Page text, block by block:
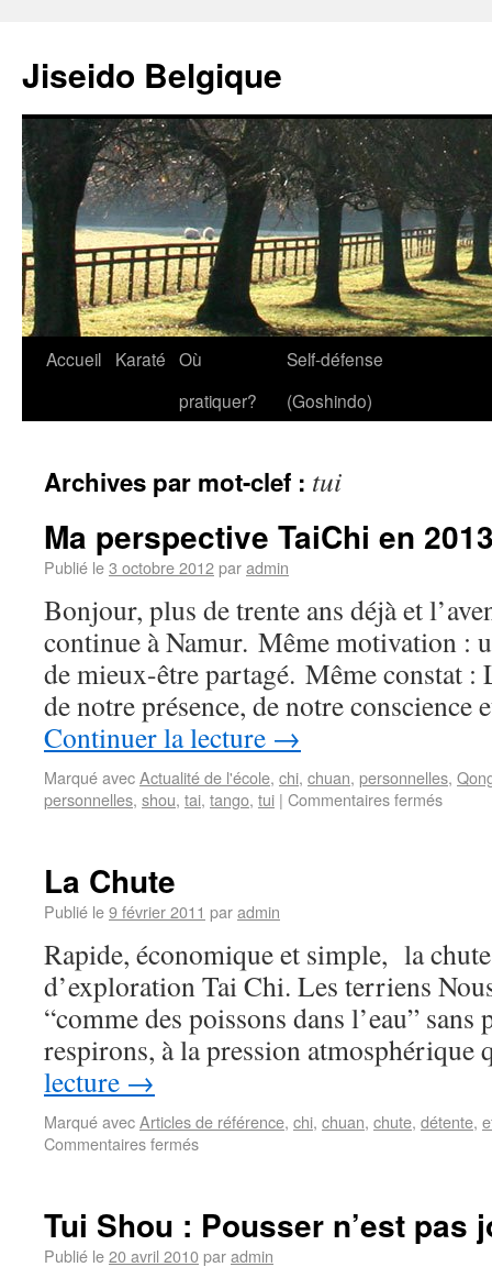
Jiseido Belgique
Accueil Karaté Où
pratiquer?
Self-défense
(Goshindo)
Archives par mot-clef : tui
Ma perspective TaiChi en
Publié le3 octobre 2012paradmin
Bonjour, plus de trente ans déjà et
continue à Namur. Même motivation :
de mieux-être partagé. Même constat :
de notre présence, de notre
Continuer la lecture →
Marqué avecActualité de l'école, chi, chuan, personnelles,
personnelles, shou, tai, tango, tui | Commentaires fermés
La Chute
Publié le9 février 2011 paradmin
Rapide, économique et simple, la
d’exploration Tai Chi. Les terriens
“comme des poissons dans l’eau” sans
respirons, à la pression
lecture →
Marqué avecArticles de référence, chi, chuan, chute, détente,
Commentaires fermés
Tui Shou : Pousser n’est pas
Publié le20 avril 2010paradmin